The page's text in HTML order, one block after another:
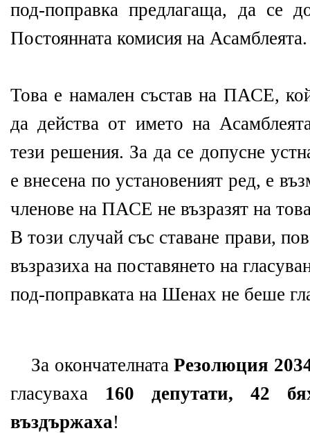
под-поправка предлагаща, да се
Постоянната комисия на
Това е намален състав на ПАСЕ,
да действа от името на
тези решения. За да се допусне
е внесена по установеният ред, е
членове на ПАСЕ не възразят на
В този случай със ставане прави,
възразиха на поставянето на
под-поправката на Шенах не беше
За окончателнатаРезолюция
гласуваха 160 депутати, 42
въздържаха!